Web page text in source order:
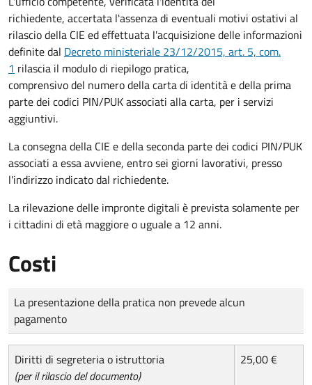
richiedente, accertata l'assenza di eventuali motivi ostativi al
rilascio della CIE ed effettuata l'acquisizione delle informazioni
definite dal Decreto ministeriale 23/12/2015, art. 5, com.
1 rilascia il modulo di riepilogo pratica,
comprensivo del numero della carta di identità e della prima
parte dei codici PIN/PUK associati alla carta, per i servizi
aggiuntivi.
La consegna della CIE e della seconda parte dei codici PIN/PUK
associati a essa avviene, entro sei giorni lavorativi, presso
l'indirizzo indicato dal richiedente.
La rilevazione delle impronte digitali è prevista solamente per
i cittadini di età maggiore o uguale a 12 anni.
Costi
Tipo di pagamento
Importo
La presentazione della pratica non prevede alcun
pagamento
Diritti di segreteria o istruttoria
(per il rilascio del documento)
25,00 €